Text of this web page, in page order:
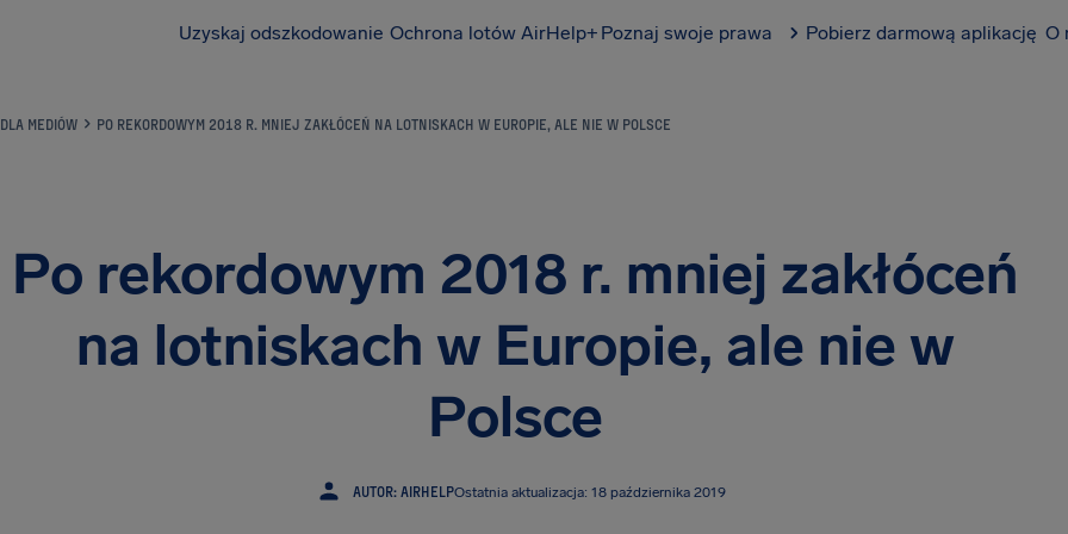
Uzyskaj odszkodowanie Ochrona lotów AirHelp+ Poznaj swoje prawa Pobierz darmową aplikację O
DLA MEDIÓW PO REKORDOWYM 2018 R. MNIEJ ZAKŁÓCEŃ NA LOTNISKACH W EUROPIE, ALE NIE W POLSCE
Po rekordowym 2018 r. mniej zakłóceń
na lotniskach w Europie, ale nie w
Polsce
AUTOR: AIRHELPOstatnia aktualizacja: 18 października 2019